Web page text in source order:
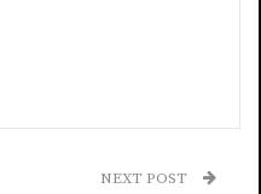
NEXT POST